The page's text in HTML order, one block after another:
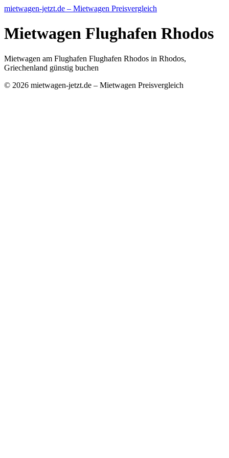
mietwagen-jetzt.de – Mietwagen Preisvergleich
Mietwagen Flughafen Rhodos
Mietwagen am Flughafen Flughafen Rhodos in Rhodos,
Griechenland günstig buchen
© 2026 mietwagen-jetzt.de – Mietwagen Preisvergleich